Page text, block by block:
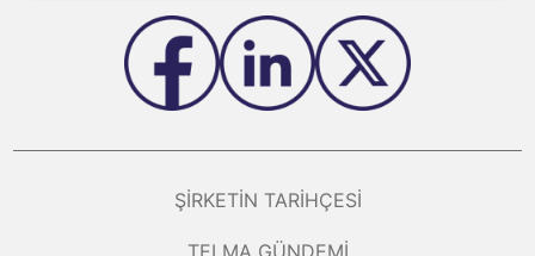
ŞIRKETIN TARIHÇESI
TELMA GÜNDEMI